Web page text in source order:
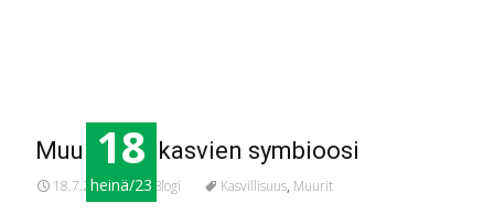
18
heinä/23
Muurien ja kasvien symbioosi
18.7.2023 Blogi Kasvillisuus, Muurit